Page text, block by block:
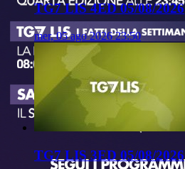
TG7 LIS 4ED 05/08/2026
mer, 05 ago 2026 23:50
TG7 LIS 3ED 05/08/2026